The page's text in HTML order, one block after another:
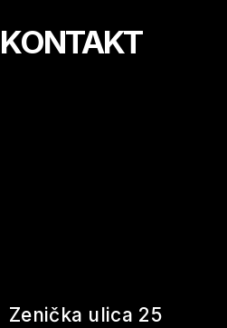
KONTAKT
Zenička ulica 25